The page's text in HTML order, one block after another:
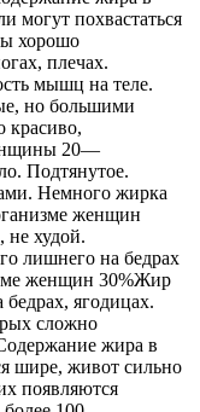
могут похвастаться
хорошо
плечах.
мышц на теле.
но большими
красиво,
20—
Подтянутое.
Немного жирка
женщин
не худой.
лишнего на бедрах
женщин 30%Жир
ягодицах.
сложно
жира в
шире, живот сильно
появляются